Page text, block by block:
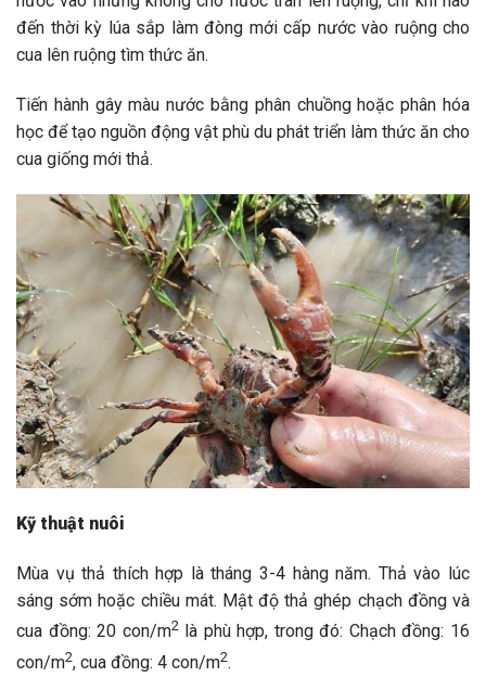
đến thời kỳ lúa sắp làm đòng mới cấp nước vào ruộng cho
cua lên ruộng tìm thức ăn.
Tiến hành gây màu nước bằng phân chuồng hoặc phân hóa
học để tạo nguồn động vật phù du phát triển làm thức ăn cho
cua giống mới thả.
Kỹ thuật nuôi
Mùa vụ thả thích hợp là tháng 3-4 hàng năm. Thả vào lúc
sáng sớm hoặc chiều mát. Mật độ thả ghép chạch đồng và
cua đồng: 20 con/m2là phù hợp, trong đó: Chạch đồng: 16
con/m2, cua đồng: 4 con/m2.